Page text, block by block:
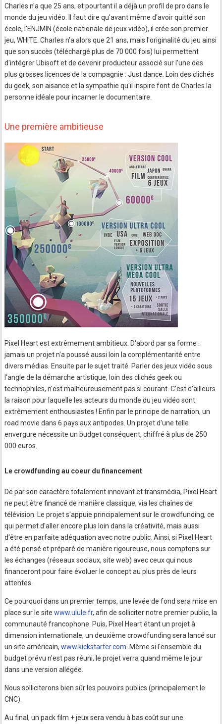
Charles n'a que 25 ans, et pourtant il a déjà un profil de pro dans le
monde du jeu vidéo. Il faut dire qu'avant même d'avoir quitté son
école, l'ENJMIN (école nationale de jeux vidéo), il crée son premier
jeu, WHITE. Charles n'a alors que 21 ans, mais l'originalité du jeu ainsi
que son succès (téléchargé plus de 70 000 fois) lui permettent
d'intégrer Ubisoft et de devenir producteur associé sur l'une des
plus grosses licences de la compagnie : Just dance. Loin des clichés
du geek, son aisance et la sympathie qu'il inspire font de Charles la
personne idéale pour incarner le documentaire.
Une première ambitieuse
Pixel Heart est extrêmement ambitieux. D'abord par sa forme :
jamais un projet n'a poussé aussi loin la complémentarité entre
divers médias. Ensuite par le sujet traité. Parler des jeux vidéo sous
l'angle de la démarche artistique, loin des clichés geek ou
technophiles, n'est malheureusement pas si courant. C'est d'ailleurs
la raison pour laquelle les acteurs du monde du jeu vidéo sont
extrêmement enthousiastes ! Enfin par le principe de narration, un
road movie dans 6 pays aux antipodes. Un projet d'une telle
envergure nécessite un budget conséquent, chiffré à plus de 250
000 euros.
Le crowdfunding au coeur du financement
De par son caractère totalement innovant et transmédia, Pixel Heart
ne peut être financé de manière classique, via les chaînes de
télévision. Le projet s'appuie principalement sur le crowdfunding, ce
qui permet d'aller encore plus loin dans la créativité, mais aussi
d'être en parfaite adéquation avec notre public. Ainsi, si Pixel Heart
a été pensé et préparé de manière rigoureuse, nous comptons sur
les échanges (réseaux sociaux, site web) avec ceux qui nous
financeront pour faire évoluer le concept au plus près de leurs
attentes.
Ce pourquoi dans un premier temps, une levée de fond sera mise en
place sur le sitewww.ulule.fr, afin de solliciter notre premier public, la
communauté francophone. Puis, Pixel Heart étant un projet à
dimension internationale, un deuxième crowdfunding sera lancé sur
un site américain,www.kickstarter.com . Même si l'ensemble du
budget prévu n'est pas réuni, le projet verra quand même le jour
dans une version allégée.
Nous solliciterons bien sûr les pouvoirs publics (principalement le
CNC).
Au final, un pack film + jeux sera vendu à bas coût sur une